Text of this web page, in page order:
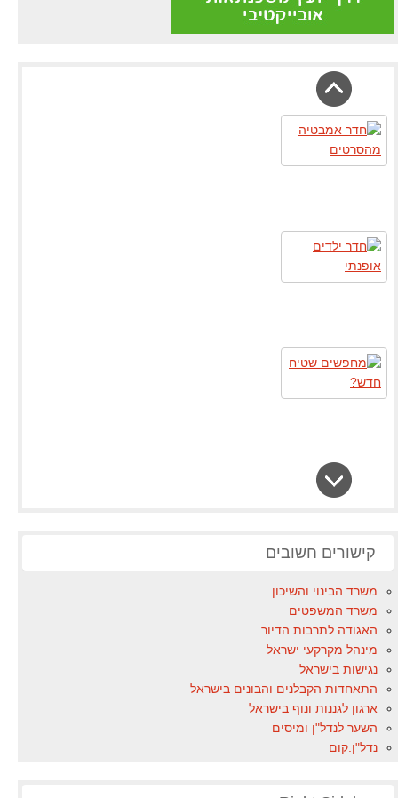
קישורים חשובים
משרד הבינוי והשיכון
משרד המשפטים
האגודה לתרבות הדיור
מינהל מקרקעי ישראל
נגישות בישראל
התאחדות הקבלנים והבונים בישראל
ארגון לגננות ונוף בישראל
השער לנדל"ן ומיסים
נדל"ן.קום